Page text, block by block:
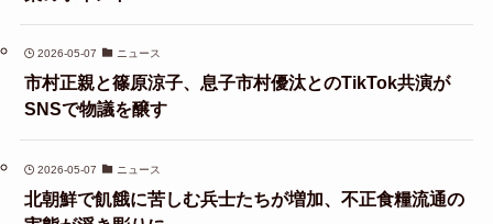
2026-05-07 ニュース
市村正親と篠原涼子、息子市村優汰とのTikTok共演が
SNSで物議を醸す
2026-05-07 ニュース
北朝鮮で飢餓に苦しむ兵士たちが増加、不正食糧流通の